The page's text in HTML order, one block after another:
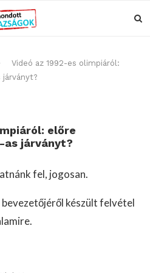
Videó az 1992-es olimpiáról:
előre
as járványt?
fel, jogosan.
készült felvétel